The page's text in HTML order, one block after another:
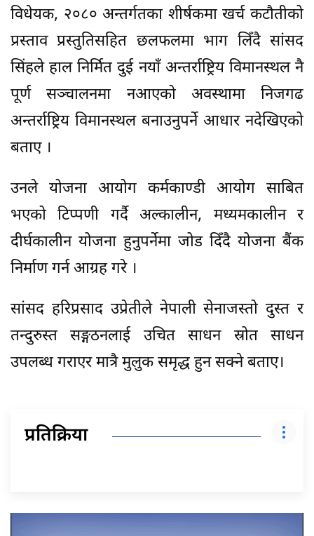
विधेयक, २०८० अन्तर्गतका शीर्षकमा खर्च कटौतीको
प्रस्ताव प्रस्तुतिसहित छलफलमा भाग लिँदै सांसद
सिंहले हाल निर्मित दुई नयाँ अन्तर्राष्ट्रिय विमानस्थल नै
पूर्ण सञ्चालनमा नआएको अवस्थामा निजगढ
अन्तर्राष्ट्रिय विमानस्थल बनाउनुपर्ने आधार नदेखिएको
बताए ।
उनले योजना आयोग कर्मकाण्डी आयोग साबित
भएको टिप्पणी गर्दै अल्कालीन, मध्यमकालीन र
दीर्घकालीन योजना हुनुपर्नेमा जोड दिँदै योजना बैंक
निर्माण गर्न आग्रह गरे ।
सांसद हरिप्रसाद उप्रेतीले नेपाली सेनाजस्तो दुस्त र
तन्दुरुस्त सङ्गठनलाई उचित साधन स्रोत साधन
उपलब्ध गराएर मात्रै मुलुक समृद्ध हुन सक्ने बताए।
प्रतिक्रिया